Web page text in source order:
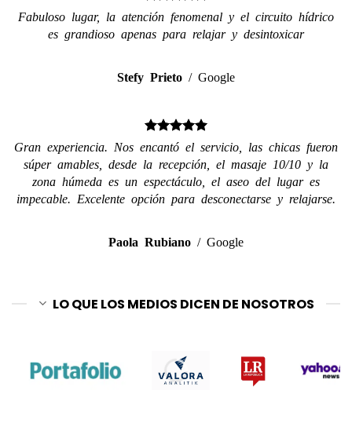
Fabuloso lugar, la atención fenomenal y el circuito hídrico
es grandioso apenas para relajar y desintoxicar
Stefy Prieto / Google
Gran experiencia. Nos encantó el servicio, las chicas fueron
súper amables, desde la recepción, el masaje 10/10 y la
zona húmeda es un espectáculo, el aseo del lugar es
impecable. Excelente opción para desconectarse y relajarse.
Paola Rubiano / Google
LO QUE LOS MEDIOS DICEN DE NOSOTROS